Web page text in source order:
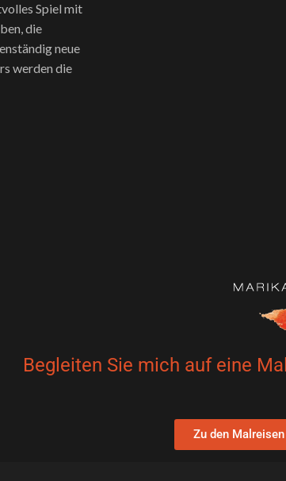
Spiel mit
die
neue
werden die
Begleiten Sie mich auf eine
Zu den Malreisen